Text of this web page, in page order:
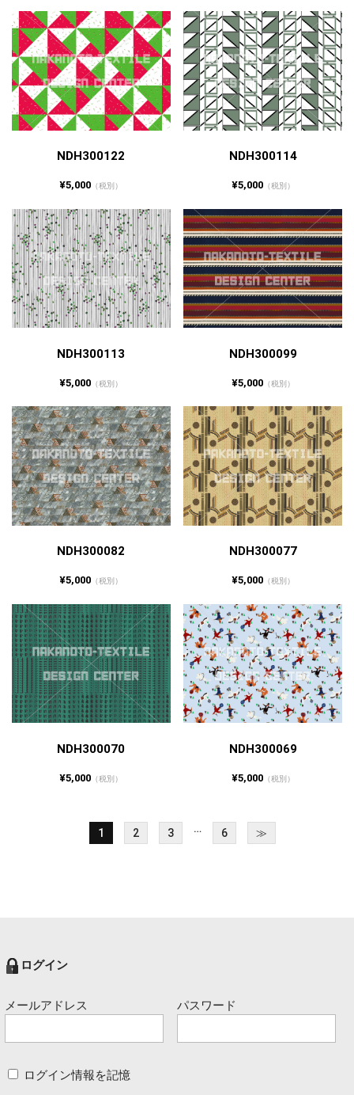
NDH300122
¥5,000 （税別）
NDH300114
¥5,000（税別）
NDH300113
¥5,000 （税別）
NDH300099
¥5,000（税別）
NDH300082
¥5,000 （税別）
NDH300077
¥5,000（税別）
NDH300070
¥5,000 （税別）
NDH300069
¥5,000（税別）
1 2 3 … 6 ≫
ログイン
メールアドレス パスワード
ログイン情報を記憶